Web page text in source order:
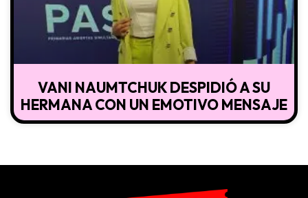
VANI NAUMTCHUK DESPIDIÓ A SU
HERMANA CON UN EMOTIVO MENSAJE